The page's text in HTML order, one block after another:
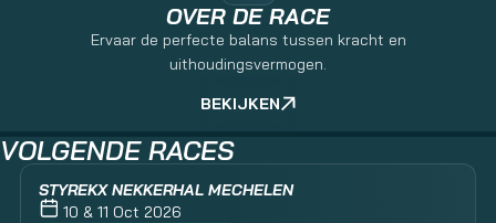
OVER DE RACE
Ervaar de perfecte balans tussen kracht en
uithoudingsvermogen.
BEKIJKEN
VOLGENDE RACES
STYREKX NEKKERHAL MECHELEN
10 & 11 Oct 2026